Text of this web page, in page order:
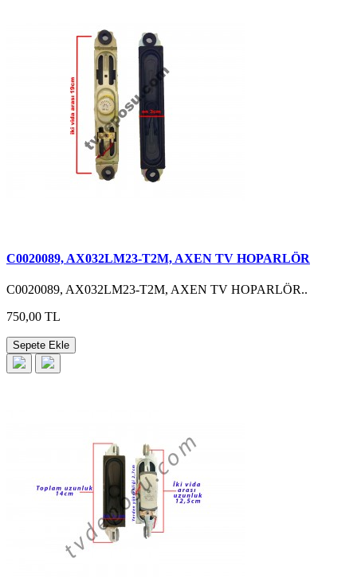
C0020089, AX032LM23-T2M, AXEN TV HOPARLÖR
C0020089, AX032LM23-T2M, AXEN TV HOPARLÖR..
750,00 TL
Sepete Ekle